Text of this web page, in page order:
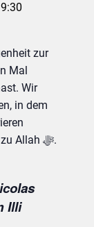
zur
Mal
Wir
in dem
kannst: deine Ibadah und deine Nähe zu Allah ﷻ.
Illi